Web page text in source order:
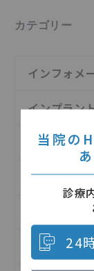
カテゴリー
インフォメ
インプラン
お知らせ
予防歯科に
歯の治療に
当院の
診療
24